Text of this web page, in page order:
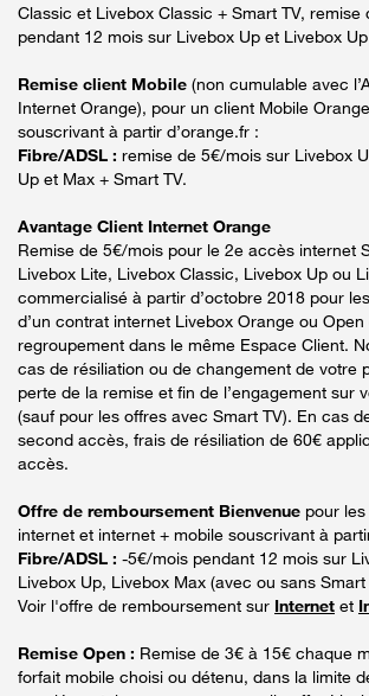
Classic et Livebox Classic + Smart TV, remise
pendant 12 mois sur Livebox Up et Livebox
Remise client Mobile (non cumulable avec
Internet Orange), pour un client Mobile
souscrivant à partir d’orange.fr :
Fibre/ADSL : remise de 5€/mois sur Livebox
Up et Max + Smart TV.
Avantage Client Internet Orange
Remise de 5€/mois pour le 2e accès internet
Livebox Lite, Livebox Classic, Livebox Up ou
commercialisé à partir d’octobre 2018 pour
d’un contrat internet Livebox Orange ou
regroupement dans le même Espace Client.
cas de résiliation ou de changement de votre
perte de la remise et fin de l’engagement sur
(sauf pour les offres avec Smart TV). En cas
second accès, frais de résiliation de 60€
accès.
Offre de remboursement Bienvenue pour
internet et internet + mobile souscrivant à
Fibre/ADSL : -5€/mois pendant 12 mois sur
Livebox Up, Livebox Max (avec ou sans Smart
Voir l'offre de remboursement sur Internet et
Remise Open : Remise de 3€ à 15€ chaque
forfait mobile choisi ou détenu, dans la limite